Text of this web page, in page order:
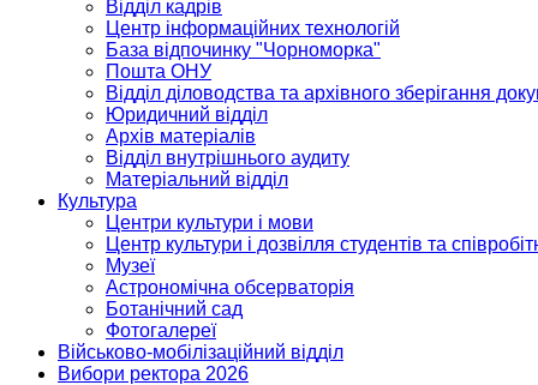
Відділ кадрів
Центр інформаційних технологій
База відпочинку "Чорноморка"
Пошта ОНУ
Відділ діловодства та архівного зберігання
Юридичний відділ
Архів матеріалів
Відділ внутрішнього аудиту
Матеріальний відділ
Культура
Центри культури і мови
Центр культури і дозвілля студентів та
Музеї
Астрономічна обсерваторія
Ботанічний сад
Фотогалереї
Військово-мобілізаційний відділ
Вибори ректора 2026